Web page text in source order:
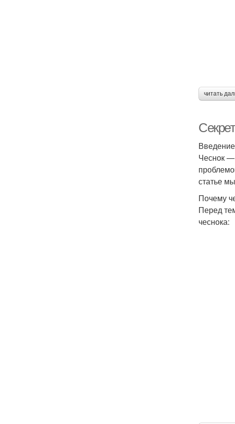
читать
Введение
Чеснок —
статье
Почему
Перед
чеснока: